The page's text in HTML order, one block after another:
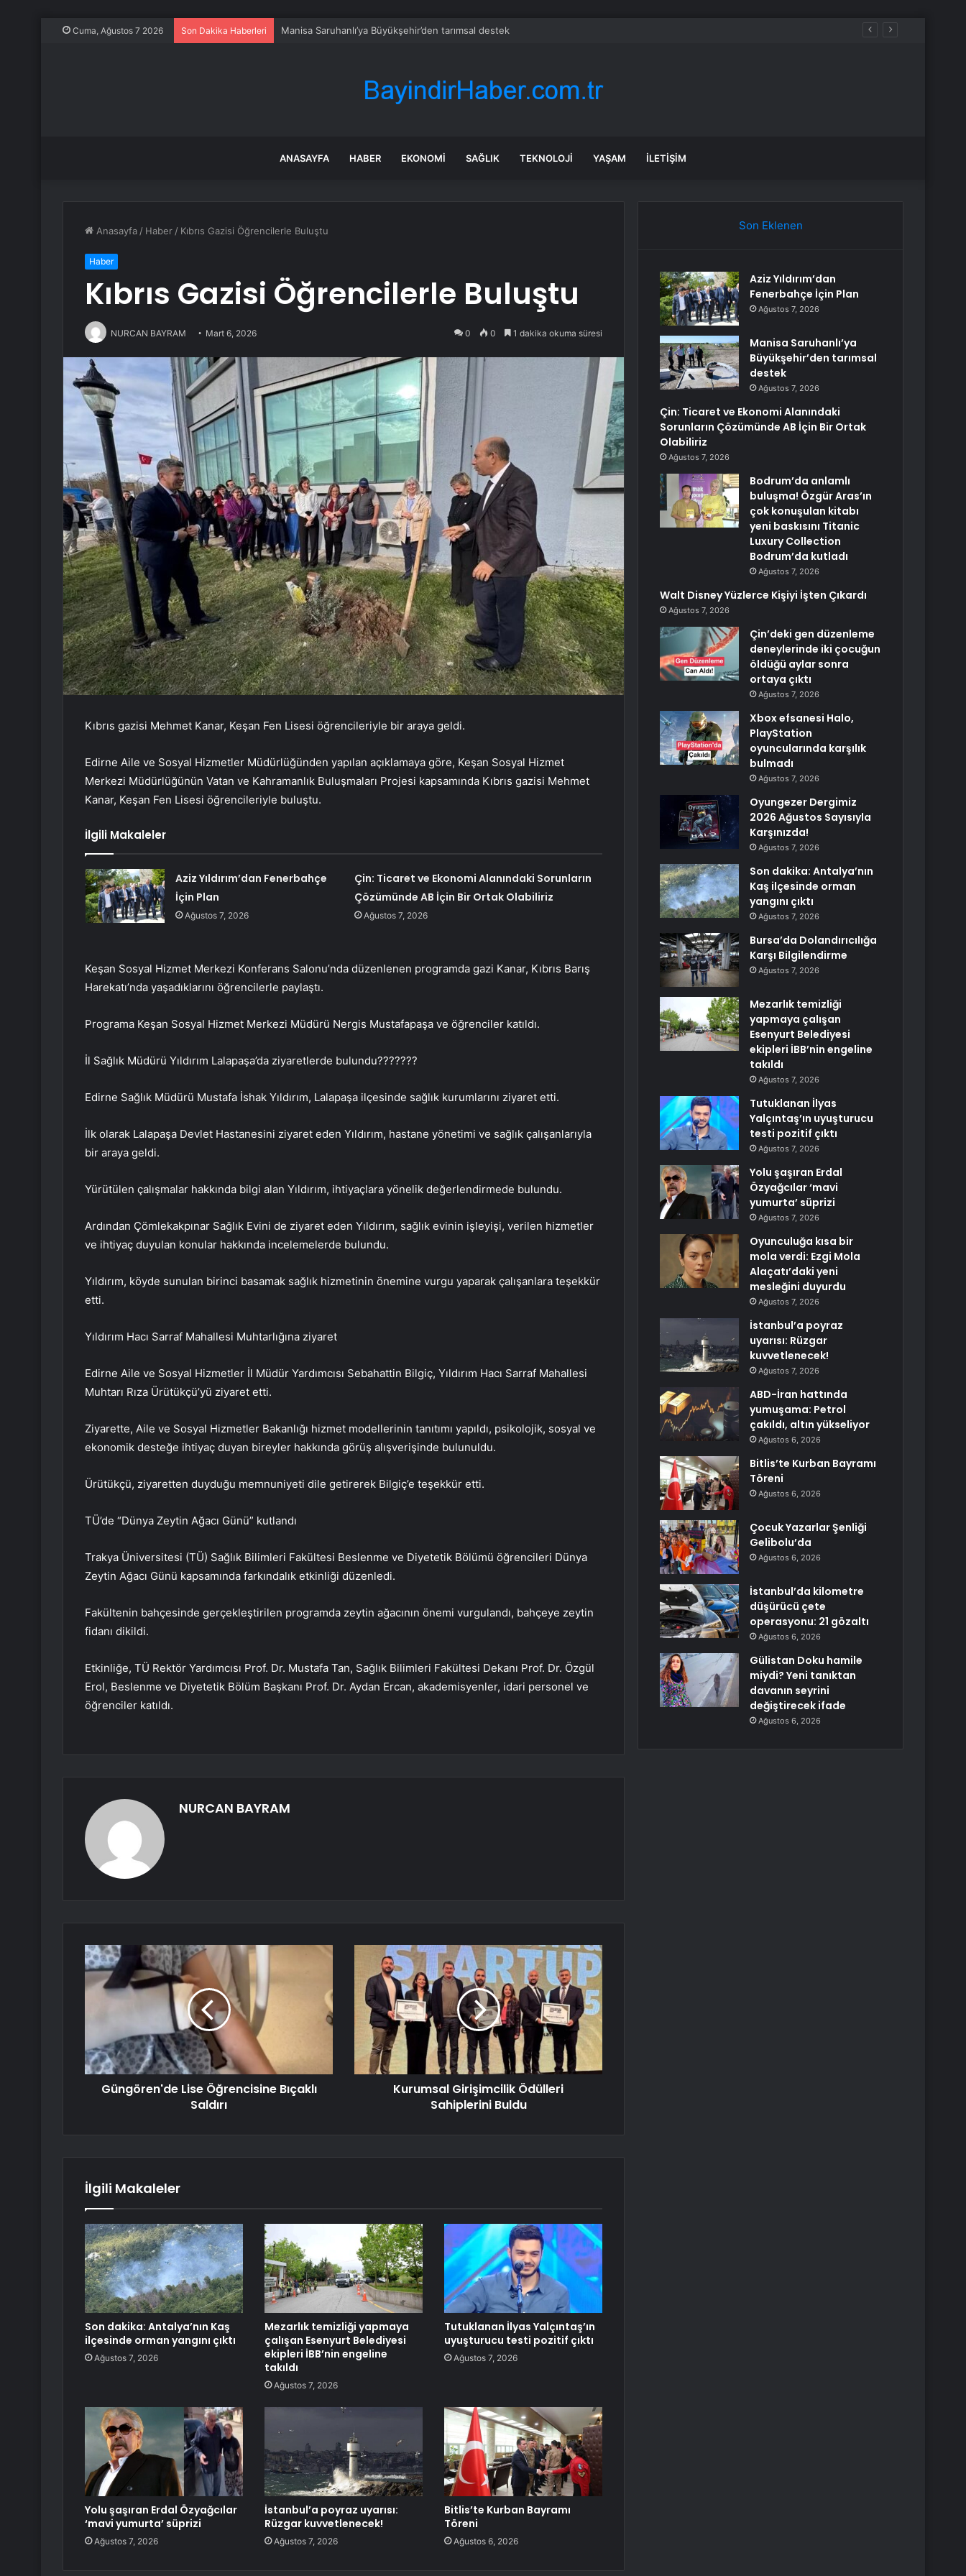
Cuma, Ağustos 7 2026 Son Dakika Haberleri Manisa Saruhanlı’ya Büyükşehir’den tarımsal destek
ANASAYFA HABER EKONOMI SAĞLIK TEKNOLOJI YAŞAM İLETIŞIM
Anasayfa / Haber / Kıbrıs Gazisi Öğrencilerle Buluştu
Haber
Kıbrıs Gazisi Öğrencilerle Buluştu
NURCAN BAYRAM Mart 6, 2026 0 0 1 dakika okuma süresi
Kıbrıs gazisi Mehmet Kanar, Keşan Fen Lisesi öğrencileriyle bir araya geldi.
Edirne Aile ve Sosyal Hizmetler Müdürlüğünden yapılan açıklamaya göre, Keşan Sosyal Hizmet
Merkezi Müdürlüğünün Vatan ve Kahramanlık Buluşmaları Projesi kapsamında Kıbrıs gazisi Mehmet
Kanar, Keşan Fen Lisesi öğrencileriyle buluştu.
İlgili Makaleler
Aziz Yıldırım’dan Fenerbahçe
İçin Plan
Ağustos 7, 2026
Çin: Ticaret ve Ekonomi Alanındaki Sorunların
Çözümünde AB İçin Bir Ortak Olabiliriz
Ağustos 7, 2026
Keşan Sosyal Hizmet Merkezi Konferans Salonu’nda düzenlenen programda gazi Kanar, Kıbrıs Barış
Harekatı’nda yaşadıklarını öğrencilerle paylaştı.
Programa Keşan Sosyal Hizmet Merkezi Müdürü Nergis Mustafapaşa ve öğrenciler katıldı.
İl Sağlık Müdürü Yıldırım Lalapaşa’da ziyaretlerde bulundu???????
Edirne Sağlık Müdürü Mustafa İshak Yıldırım, Lalapaşa ilçesinde sağlık kurumlarını ziyaret etti.
İlk olarak Lalapaşa Devlet Hastanesini ziyaret eden Yıldırım, hastane yönetimi ve sağlık çalışanlarıyla
bir araya geldi.
Yürütülen çalışmalar hakkında bilgi alan Yıldırım, ihtiyaçlara yönelik değerlendirmede bulundu.
Ardından Çömlekakpınar Sağlık Evini de ziyaret eden Yıldırım, sağlık evinin işleyişi, verilen hizmetler
ve ihtiyaç duyulan konular hakkında incelemelerde bulundu.
Yıldırım, köyde sunulan birinci basamak sağlık hizmetinin önemine vurgu yaparak çalışanlara teşekkür
etti.
Yıldırım Hacı Sarraf Mahallesi Muhtarlığına ziyaret
Edirne Aile ve Sosyal Hizmetler İl Müdür Yardımcısı Sebahattin Bilgiç, Yıldırım Hacı Sarraf Mahallesi
Muhtarı Rıza Ürütükçü’yü ziyaret etti.
Ziyarette, Aile ve Sosyal Hizmetler Bakanlığı hizmet modellerinin tanıtımı yapıldı, psikolojik, sosyal ve
ekonomik desteğe ihtiyaç duyan bireyler hakkında görüş alışverişinde bulunuldu.
Ürütükçü, ziyaretten duyduğu memnuniyeti dile getirerek Bilgiç’e teşekkür etti.
TÜ’de “Dünya Zeytin Ağacı Günü” kutlandı
Trakya Üniversitesi (TÜ) Sağlık Bilimleri Fakültesi Beslenme ve Diyetetik Bölümü öğrencileri Dünya
Zeytin Ağacı Günü kapsamında farkındalık etkinliği düzenledi.
Fakültenin bahçesinde gerçekleştirilen programda zeytin ağacının önemi vurgulandı, bahçeye zeytin
fidanı dikildi.
Etkinliğe, TÜ Rektör Yardımcısı Prof. Dr. Mustafa Tan, Sağlık Bilimleri Fakültesi Dekanı Prof. Dr. Özgül
Erol, Beslenme ve Diyetetik Bölüm Başkanı Prof. Dr. Aydan Ercan, akademisyenler, idari personel ve
öğrenciler katıldı.
NURCAN BAYRAM
Güngören'de Lise Öğrencisine Bıçaklı
Saldırı
Kurumsal Girişimcilik Ödülleri
Sahiplerini Buldu
İlgili Makaleler
Son dakika: Antalya’nın Kaş
ilçesinde orman yangını çıktı
Ağustos 7, 2026
Mezarlık temizliği yapmaya
çalışan Esenyurt Belediyesi
ekipleri İBB’nin engeline
takıldı
Ağustos 7, 2026
Tutuklanan İlyas Yalçıntaş’ın
uyuşturucu testi pozitif çıktı
Ağustos 7, 2026
Yolu şaşıran Erdal Özyağcılar
‘mavi yumurta’ süprizi
Ağustos 7, 2026
İstanbul’a poyraz uyarısı:
Rüzgar kuvvetlenecek!
Ağustos 7, 2026
Bitlis’te Kurban Bayramı
Töreni
Ağustos 6, 2026
Son Eklenen
Aziz Yıldırım’dan
Fenerbahçe İçin Plan
Ağustos 7, 2026
Manisa Saruhanlı’ya
Büyükşehir’den tarımsal
destek
Ağustos 7, 2026
Çin: Ticaret ve Ekonomi Alanındaki
Sorunların Çözümünde AB İçin Bir Ortak
Olabiliriz
Ağustos 7, 2026
Bodrum’da anlamlı
buluşma! Özgür Aras’ın
çok konuşulan kitabı
yeni baskısını Titanic
Luxury Collection
Bodrum’da kutladı
Ağustos 7, 2026
Walt Disney Yüzlerce Kişiyi İşten Çıkardı
Ağustos 7, 2026
Çin’deki gen düzenleme
deneylerinde iki çocuğun
öldüğü aylar sonra
ortaya çıktı
Ağustos 7, 2026
Xbox efsanesi Halo,
PlayStation
oyuncularında karşılık
bulmadı
Ağustos 7, 2026
Oyungezer Dergimiz
2026 Ağustos Sayısıyla
Karşınızda!
Ağustos 7, 2026
Son dakika: Antalya’nın
Kaş ilçesinde orman
yangını çıktı
Ağustos 7, 2026
Bursa’da Dolandırıcılığa
Karşı Bilgilendirme
Ağustos 7, 2026
Mezarlık temizliği
yapmaya çalışan
Esenyurt Belediyesi
ekipleri İBB’nin engeline
takıldı
Ağustos 7, 2026
Tutuklanan İlyas
Yalçıntaş’ın uyuşturucu
testi pozitif çıktı
Ağustos 7, 2026
Yolu şaşıran Erdal
Özyağcılar ‘mavi
yumurta’ süprizi
Ağustos 7, 2026
Oyunculuğa kısa bir
mola verdi: Ezgi Mola
Alaçatı’daki yeni
mesleğini duyurdu
Ağustos 7, 2026
İstanbul’a poyraz
uyarısı: Rüzgar
kuvvetlenecek!
Ağustos 7, 2026
ABD-İran hattında
yumuşama: Petrol
çakıldı, altın yükseliyor
Ağustos 6, 2026
Bitlis’te Kurban Bayramı
Töreni
Ağustos 6, 2026
Çocuk Yazarlar Şenliği
Gelibolu’da
Ağustos 6, 2026
İstanbul’da kilometre
düşürücü çete
operasyonu: 21 gözaltı
Ağustos 6, 2026
Gülistan Doku hamile
miydi? Yeni tanıktan
davanın seyrini
değiştirecek ifade
Ağustos 6, 2026